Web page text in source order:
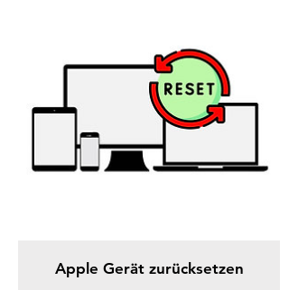
Apple Gerät zurücksetzen